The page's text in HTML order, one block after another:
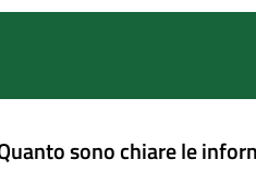
sono chiare le